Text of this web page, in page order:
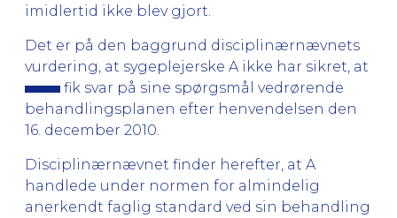
imidlertid ikke blev gjort.
Det er på den baggrund disciplinærnævnets
vurdering, at sygeplejerske A ikke har sikret, at
fik svar på sine spørgsmål vedrørende
behandlingsplanen efter henvendelsen den
16. december 2010.
Disciplinærnævnet finder herefter, at A
handlede under normen for almindelig
anerkendt faglig standard ved sin behandling